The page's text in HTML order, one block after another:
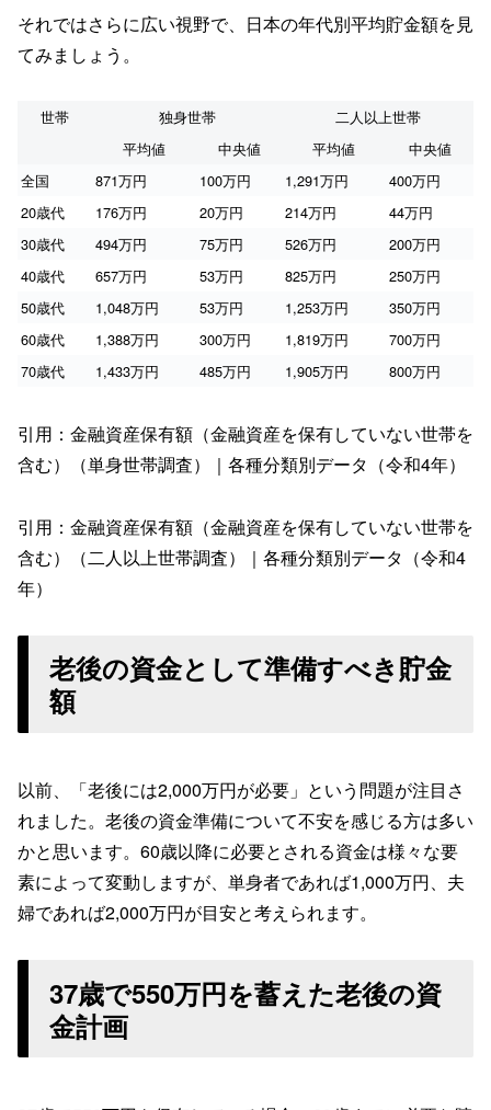
それではさらに広い視野で、日本の年代別平均貯金額を見
てみましょう。
世帯 独身世帯
二人以上世帯
平均値
中央値 平均値
中央値
全国
871万円 100万円 1,291万円
400万円
20歳代
176万円 20万円 214万円
44万円
30歳代
494万円 75万円 526万円
200万円
40歳代
657万円 53万円 825万円
250万円
50歳代
1,048万円 53万円 1,253万円
350万円
60歳代
1,388万円 300万円 1,819万円
700万円
70歳代
1,433万円 485万円 1,905万円 800万円
引用：金融資産保有額（金融資産を保有していない世帯を
含む）（単身世帯調査）｜各種分類別データ（令和4年）
引用：金融資産保有額（金融資産を保有していない世帯を
含む）（二人以上世帯調査）｜各種分類別データ（令和4
年）
老後の資金として準備すべき貯金
額
以前、「老後には2,000万円が必要」という問題が注目さ
れました。老後の資金準備について不安を感じる方は多い
かと思います。60歳以降に必要とされる資金は様々な要
素によって変動しますが、単身者であれば1,000万円、夫
婦であれば2,000万円が目安と考えられます。
37歳で550万円を蓄えた老後の資
金計画